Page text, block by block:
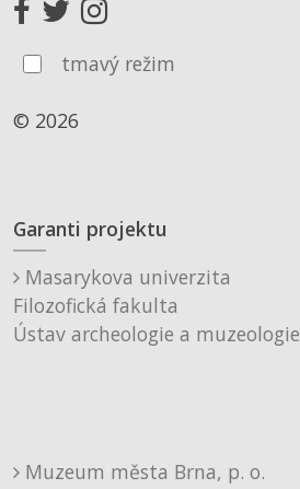
tmavý režim
© 2026
Garanti projektu
Masarykova univerzita
Filozofická fakulta
Ústav archeologie a muzeologie
Muzeum města Brna, p. o.